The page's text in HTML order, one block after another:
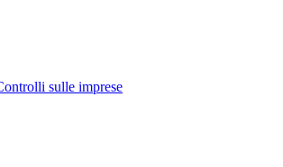
sulle imprese